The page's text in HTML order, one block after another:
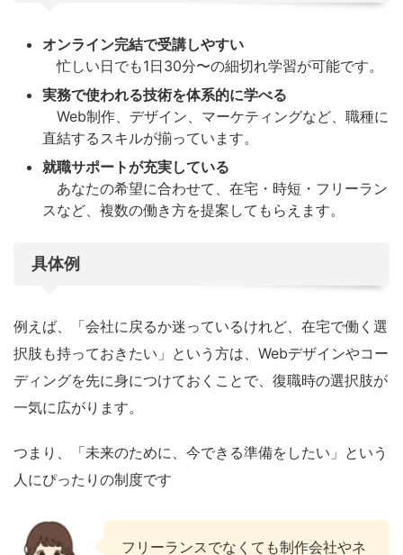
オンライン完結で受講しやすい
忙しい日でも1日30分〜の細切れ学習が可能です。
実務で使われる技術を体系的に学べる
Web制作、デザイン、マーケティングなど、職種に
直結するスキルが揃っています。
就職サポートが充実している
あなたの希望に合わせて、在宅・時短・フリーラン
スなど、複数の働き方を提案してもらえます。
具体例
例えば、「会社に戻るか迷っているけれど、在宅で働く選
択肢も持っておきたい」という方は、Webデザインやコー
ディングを先に身につけておくことで、復職時の選択肢が
一気に広がります。
つまり、「未来のために、今できる準備をしたい」という
人にぴったりの制度です
フリーランスでなくても制作会社やネ